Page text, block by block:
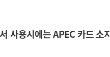
사용시에는 APEC 카드 소